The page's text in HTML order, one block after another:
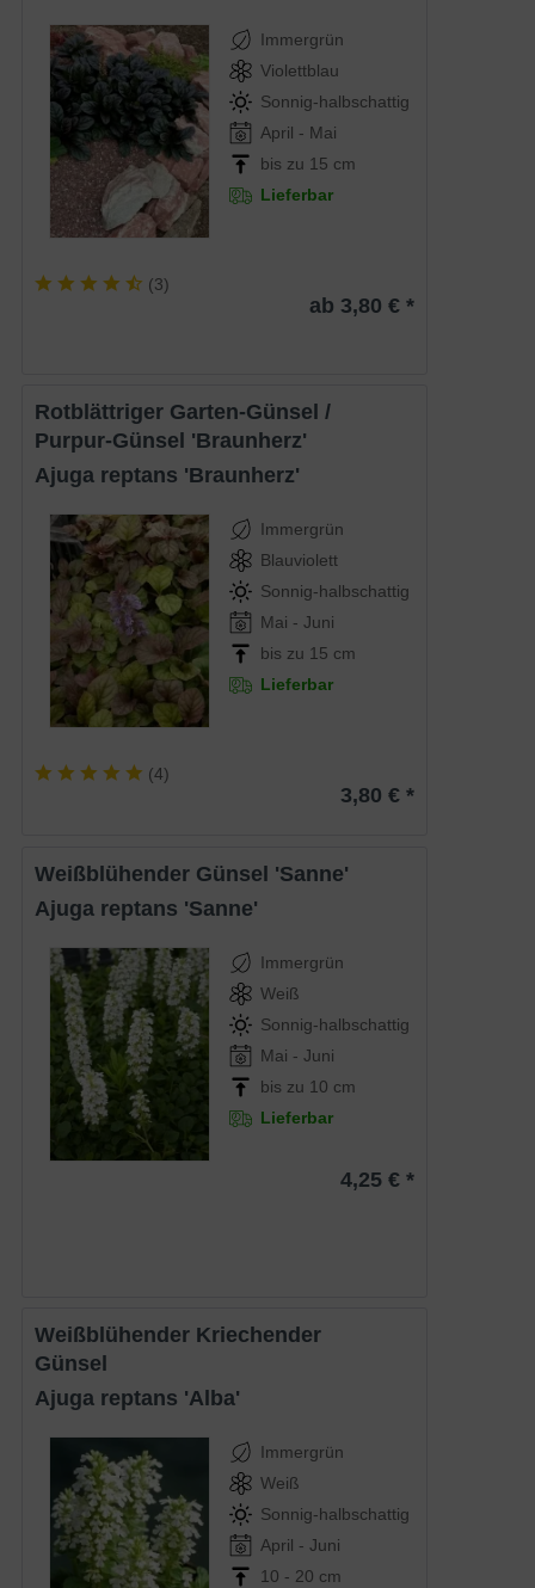
Immergrün
Violettblau
Sonnig-halbschattig
April - Mai
bis zu 15 cm
Lieferbar
(3)
ab 3,80 € *
Rotblättriger Garten-Günsel /
Purpur-Günsel 'Braunherz'
Ajuga reptans 'Braunherz'
Immergrün
Blauviolett
Sonnig-halbschattig
Mai - Juni
bis zu 15 cm
Lieferbar
(4)
3,80 € *
Weißblühender Günsel 'Sanne'
Ajuga reptans 'Sanne'
Immergrün
Weiß
Sonnig-halbschattig
Mai - Juni
bis zu 10 cm
Lieferbar
4,25 € *
Weißblühender Kriechender
Günsel
Ajuga reptans 'Alba'
Immergrün
Weiß
Sonnig-halbschattig
April - Juni
10 - 20 cm